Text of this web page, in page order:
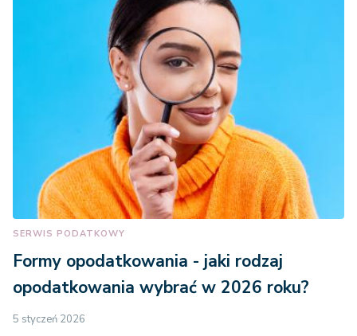
SERWIS PODATKOWY
Formy opodatkowania - jaki rodzaj
opodatkowania wybrać w 2026 roku?
5 styczeń 2026